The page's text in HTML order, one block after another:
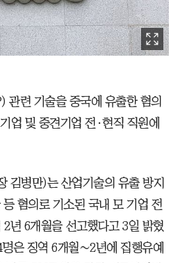
관련 기술을 중국에 유출한 혐의
업 및 중견기업 전·현직 직원에
김병만)는 산업기술의 유출 방지
혐의로 기소된 국내 모 기업 전
년 6개월을 선고했다고 3일 밝혔
은 징역 6개월∼2년에 집행유예